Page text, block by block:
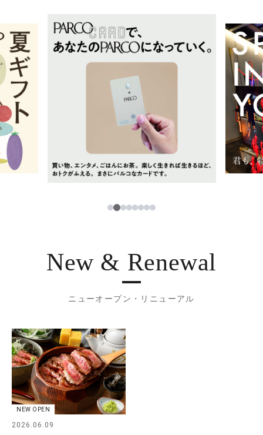
ニュース
レストラン・カフェ
TAX FREE
한국어
ภาษาไทย
日本語
1234567
New & Renewal
ニューオープン・リニューアル
NEW OPEN
2026.06.09